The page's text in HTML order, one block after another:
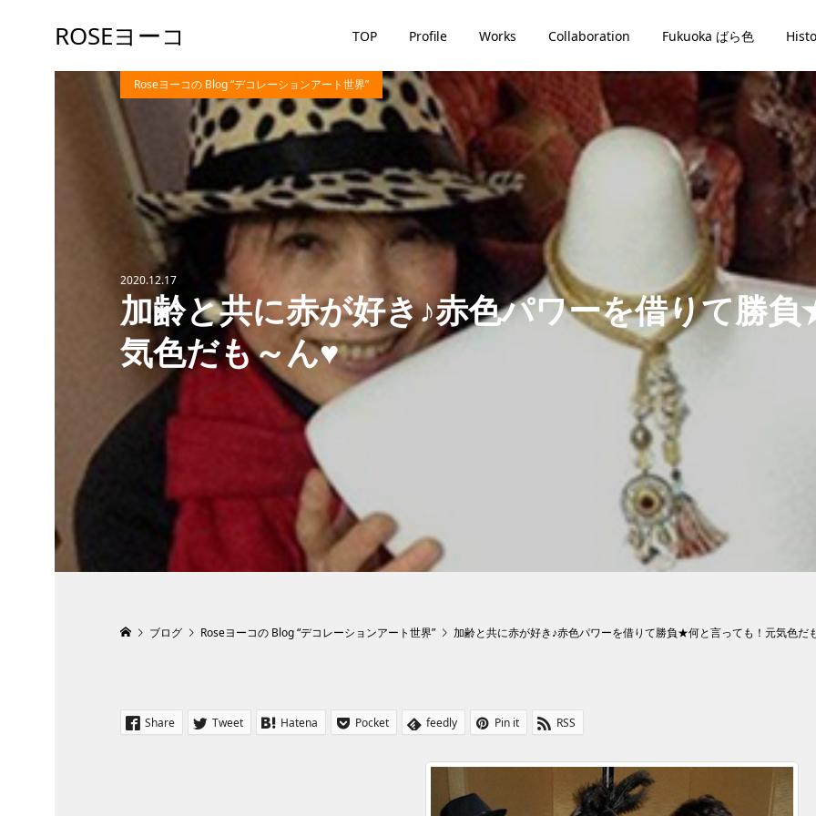
ROSEヨーコ TOP Profile Works Collaboration Fukuoka ばら色
2020.12.17
加齢と共に赤が好き♪赤色パワーを借りて勝
気色だも～ん♥
Roseヨーコの Blog “デコレーションアート世界”
ブログ Roseヨーコの Blog “デコレーションアート世界” 加齢と共に赤が好き♪赤色パワーを借りて勝負★何と言っても！元気色だ
Share Tweet Hatena Pocket feedly Pin it RSS